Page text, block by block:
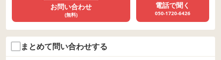
お問い合わせ
(無料)
電話で聞く
050-1720-6426
まとめて問い合わせする